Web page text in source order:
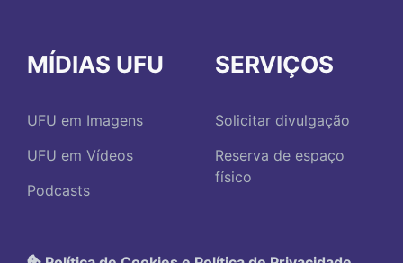
MÍDIAS UFU
UFU em Imagens
UFU em Vídeos
Podcasts
SERVIÇOS
Solicitar divulgação
Reserva de espaço
físico